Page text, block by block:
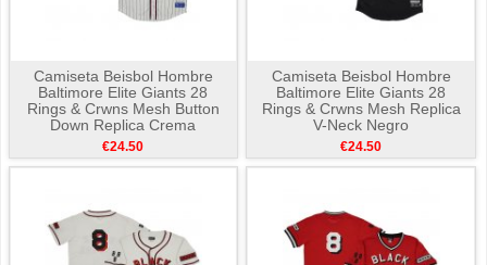
Camiseta Beisbol Hombre
Baltimore Elite Giants 28
Rings & Crwns Mesh Button
Down Replica Crema
€24.50
Camiseta Beisbol Hombre
Baltimore Elite Giants 28
Rings & Crwns Mesh Replica
V-Neck Negro
€24.50